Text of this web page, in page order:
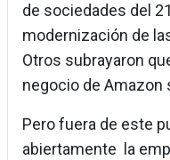
de sociedades del
modernización de
Otros subrayaron
negocio de
Pero fuera de este
abiertamente la